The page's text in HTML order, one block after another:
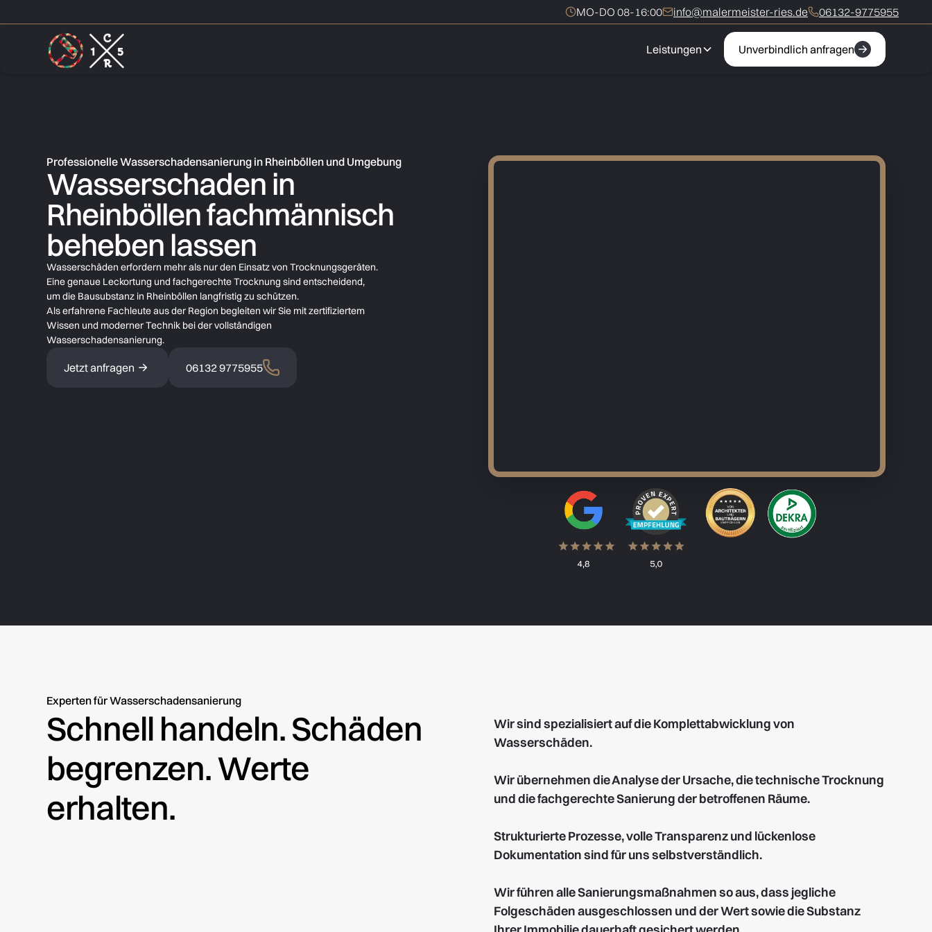
MO-DO 08-16:00 info@malermeister-ries.de 06132-9775955
Leistungen Unverbindlich anfragen
Professionelle Wasserschadensanierung in Rheinböllen und Umgebung
Wasserschaden in
Rheinböllen fachmännisch
beheben lassen
Wasserschäden erfordern mehr als nur den Einsatz von Trocknungsgeräten.
Eine genaue Leckortung und fachgerechte Trocknung sind entscheidend,
um die Bausubstanz in Rheinböllen langfristig zu schützen.
Als erfahrene Fachleute aus der Region begleiten wir Sie mit zertifiziertem
Wissen und moderner Technik bei der vollständigen
Wasserschadensanierung.
Jetzt anfragen 06132 9775955
Experten für Wasserschadensanierung
Schnell handeln. Schäden
begrenzen. Werte
erhalten.
Wir sind spezialisiert auf die Komplettabwicklung von
Wasserschäden.
Wir übernehmen die Analyse der Ursache, die technische Trocknung
und die fachgerechte Sanierung der betroffenen Räume.
Strukturierte Prozesse, volle Transparenz und lückenlose
Dokumentation sind für uns selbstverständlich.
Wir führen alle Sanierungsmaßnahmen so aus, dass jegliche
Folgeschäden ausgeschlossen und der Wert sowie die Substanz